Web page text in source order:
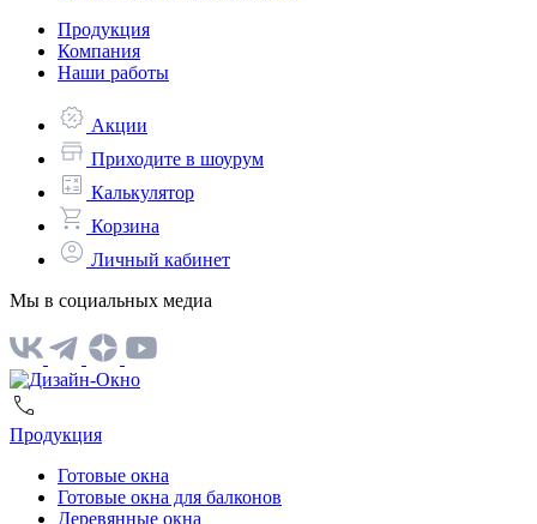
Продукция
Компания
Наши работы
Акции
Приходите в шоурум
Калькулятор
Корзина
Личный кабинет
Мы в социальных медиа
Продукция
Готовые окна
Готовые окна для балконов
Деревянные окна